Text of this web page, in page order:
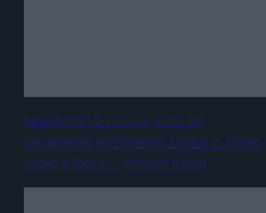
Moonlighter 2 ya tiene fecha de
lanzamiento en Nintendo Switch 2. Demo,
nuevo tráiler y… ¡formato físico!